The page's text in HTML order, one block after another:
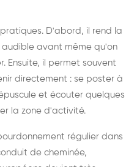
D'abord, il rend la
avant même qu'on
Ensuite, il permet souvent
directement : se poster à
et écouter quelques
la zone d'activité.
régulier dans
de cheminée,